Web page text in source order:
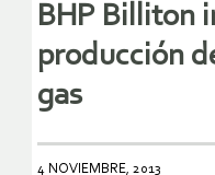
BHP Billiton
producción
gas
4 NOVIEMBRE, 2013